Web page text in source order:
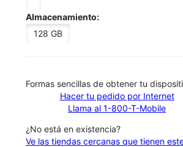
Almacenamiento:
128 GB
​​​​​​​Formas sencillas de obtener tu
Hacer tu pedido por Internet
Llama al 1-800-T-Mobile
¿No está en existencia?
Ve las tiendas cercanas que tienen